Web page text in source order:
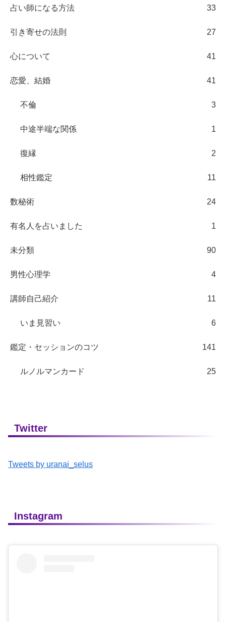
占い師になる方法 33
引き寄せの法則 27
心について 41
恋愛、結婚 41
不倫 3
中途半端な関係 1
復縁 2
相性鑑定 11
数秘術 24
有名人を占いました 1
未分類 90
男性心理学 4
講師自己紹介 11
いま見習い 6
鑑定・セッションのコツ 141
ルノルマンカード 25
Twitter
Tweets by uranai_selus
Instagram